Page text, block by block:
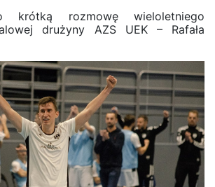
krótką rozmowę wieloletniego
drużyny AZS UEK – Rafała